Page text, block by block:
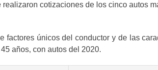
cotizaciones de los cinco autos
únicos del conductor y de las
años, con autos del 2020.